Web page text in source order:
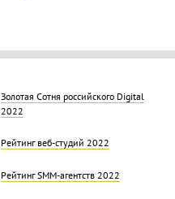
Золотая Cотня российского Digital
2022
Рейтинг веб-студий 2022
Рейтинг SMM-агентств 2022